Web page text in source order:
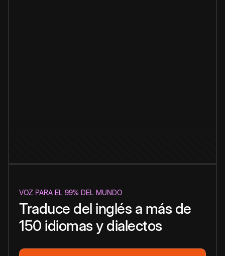
VOZ PARA EL 99% DEL MUNDO
Traduce del inglés a más de
150 idiomas y dialectos